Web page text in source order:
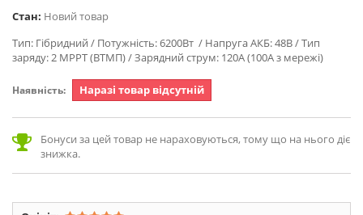
Стан: Новий товар
Тип: Гібридний / Потужність: 6200Вт / Напруга АКБ: 48В / Тип
заряду: 2 MPPT (ВТМП) / Зарядний струм: 120А (100A з мережі)
Наявність: Наразі товар відсутній
Бонуси за цей товар не нараховуються, тому що на нього діє
знижка.